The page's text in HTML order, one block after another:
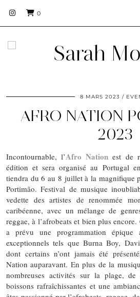
0
8 MARS 2023
AFRO NATION
2023
Incontournable, l’Afro Nation est de
édition et sera organisé au Portugal
tiendra du 6 au 8 juillet à la magnifique
Portimão. Festival de musique
vedette des artistes de renommée
caribéenne, avec un mélange de
reggae, à l’afrobeats et bien plus
a prévu une programmation épique
exceptionnels tels que Burna Boy,
dont certains n’ont jamais été
Nation auparavant. En plus de la
nombreuses activités sur la plage,
boissons rafraîchissantes et une